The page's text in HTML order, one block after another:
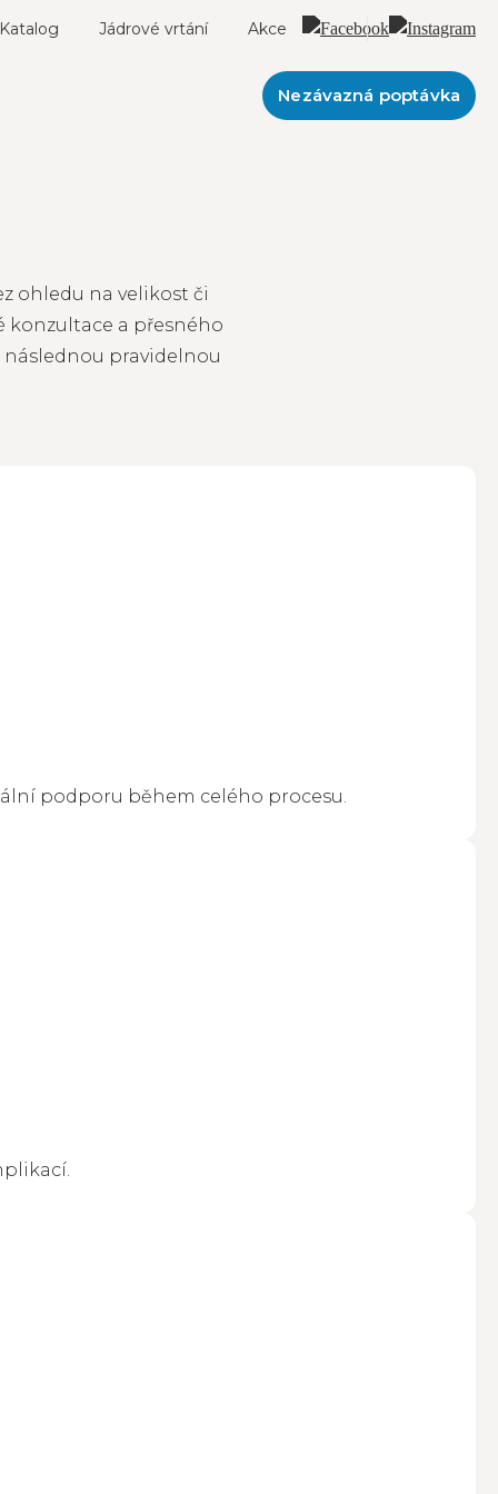
Katalog Jádrové vrtání Akce
Nezávazná poptávka
ohledu na velikost či
konzultace a přesného
pravidelnou
podporu během celého procesu.